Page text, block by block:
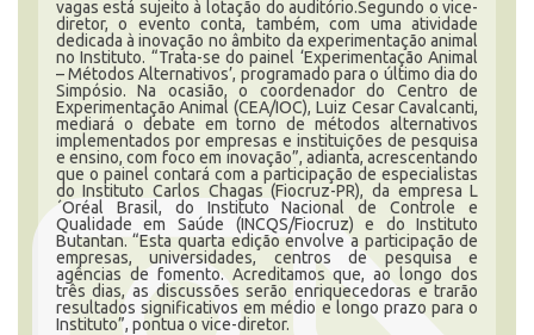
vagas está sujeito à lotação do auditório.Segundo o vice-
diretor, o evento conta, também, com uma atividade
dedicada à inovação no âmbito da experimentação animal
no Instituto. “Trata-se do painel ‘Experimentação Animal
– Métodos Alternativos’, programado para o último dia do
Simpósio. Na ocasião, o coordenador do Centro de
Experimentação Animal (CEA/IOC), Luiz Cesar Cavalcanti,
mediará o debate em torno de métodos alternativos
implementados por empresas e instituições de pesquisa
e ensino, com foco em inovação”, adianta, acrescentando
que o painel contará com a participação de especialistas
do Instituto Carlos Chagas (Fiocruz-PR), da empresa L
´Oréal Brasil, do Instituto Nacional de Controle e
Qualidade em Saúde (INCQS/Fiocruz) e do Instituto
Butantan. “Esta quarta edição envolve a participação de
empresas, universidades, centros de pesquisa e
agências de fomento. Acreditamos que, ao longo dos
três dias, as discussões serão enriquecedoras e trarão
resultados significativos em médio e longo prazo para o
Instituto”, pontua o vice-diretor.